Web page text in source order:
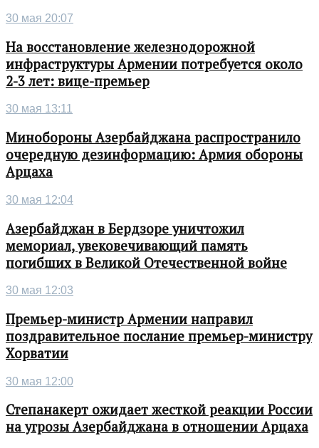
30 мая 20:07
На восстановление железнодорожной
инфраструктуры Армении потребуется около
2-3 лет: вице-премьер
30 мая 13:11
Минобороны Азербайджана распространило
очередную дезинформацию: Армия обороны
Арцаха
30 мая 12:04
Азербайджан в Бердзоре уничтожил
мемориал, увековечивающий память
погибших в Великой Отечественной войне
30 мая 12:03
Премьер-министр Армении направил
поздравительное послание премьер-министру
Хорватии
30 мая 12:00
Степанакерт ожидает жесткой реакции России
на угрозы Азербайджана в отношении Арцаха